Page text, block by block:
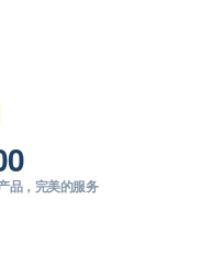
0
品，完美的服务